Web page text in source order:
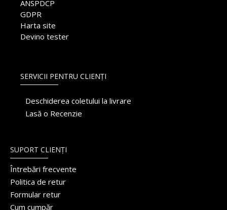
ANSPDCP
GDPR
Harta site
Devino tester
SERVICII PENTRU CLIENȚI
Deschiderea coletului la livrare
Lasă o Recenzie
SUPORT CLIENȚI
Întrebări frecvente
Politica de retur
Formular retur
Cum cumpăr